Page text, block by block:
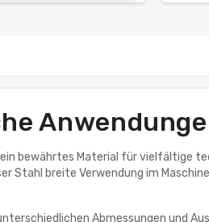
bewährtes Material für vielfältige
Stahl breite Verwendung im
Abmessungen und